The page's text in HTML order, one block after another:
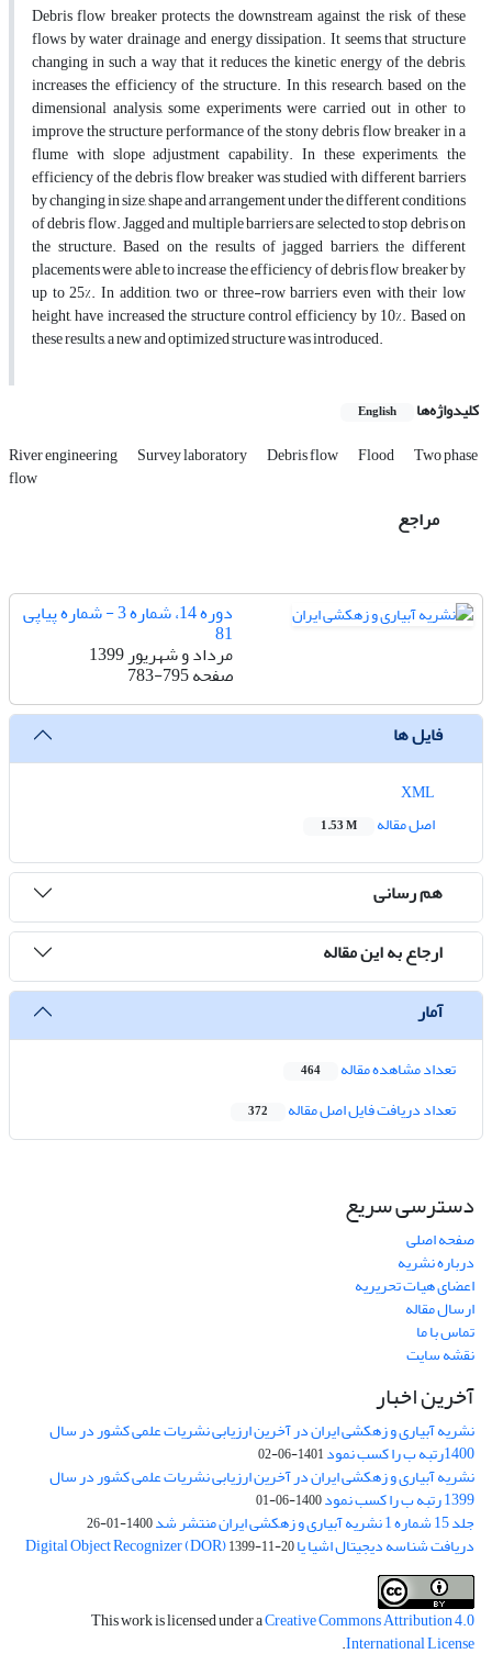
Debris flow breaker protects the downstream against the risk of these
flows by water drainage and energy dissipation. It seems that structure
changing in such a way that it reduces the kinetic energy of the debris,
increases the efficiency of the structure. In this research, based on the
dimensional analysis, some experiments were carried out in other to
improve the structure performance of the stony debris flow breaker in a
flume with slope adjustment capability. In these experiments, the
efficiency of the debris flow breaker was studied with different barriers
by changing in size, shape and arrangement under the different conditions
of debris flow. Jagged and multiple barriers are selected to stop debris on
the structure. Based on the results of jagged barriers, the different
placements were able to increase the efficiency of debris flow breaker by
up to 25%. In addition, two or three-row barriers even with their low
height, have increased the structure control efficiency by 10%. Based on
these results, a new and optimized structure was introduced.
کلیدواژه‌ها English
River engineering Survey laboratory Debris flow Flood Two phase
flow
مراجع
دوره 14، شماره 3 - شماره پیاپی
81
مرداد و شهریور 1399
صفحه783-795
فایل ها
اصل مقاله
1.53 M
هم رسانی
ارجاع به این مقاله
آمار
تعداد مشاهده مقاله 464
تعداد دریافت فایل اصل مقاله 372
دسترسی سریع
صفحه اصلی
درباره نشریه
اعضای هیات تحریریه
ارسال مقاله
تماس با ما
نقشه سایت
آخرین اخبار
نشریه آبیاری و زهکشی ایران در آخرین ارزیابی نشریات علمی کشور در سال
1400رتبه ب را کسب نمود 1401-06-02
نشریه آبیاری و زهکشی ایران در آخرین ارزیابی نشریات علمی کشور در سال
1399 رتبه ب را کسب نمود 1400-06-01
جلد 15 شماره 1 نشریه آبیاری و زهکشی ایران منتشر شد 1400-01-26
دریافت شناسه دیجیتال اشیا یا Digital Object Recognizer (DOR)1399-11-20
This work is licensed under aCreative Commons Attribution 4.0
International License
.